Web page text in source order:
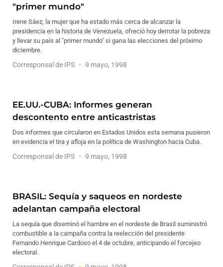
"primer mundo"
Irene Sáez, la mujer que ha estado más cerca de alcanzar la
presidencia en la historia de Venezuela, ofreció hoy derrotar la pobreza
y llevar su país al "primer mundo" si gana las elecciones del próximo
diciembre.
Corresponsal de IPS 9 mayo, 1998
EE.UU.-CUBA: Informes generan
descontento entre anticastristas
Dos informes que circularon en Estados Unidos esta semana pusieron
en evidencia el tira y afloja en la política de Washington hacia Cuba.
Corresponsal de IPS 9 mayo, 1998
BRASIL: Sequía y saqueos en nordeste
adelantan campaña electoral
La sequía que diseminó el hambre en el nordeste de Brasil suministró
combustible a la campaña contra la reelección del presidente
Fernando Henrique Cardoso el 4 de octubre, anticipando el forcejeo
electoral.